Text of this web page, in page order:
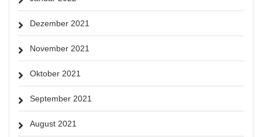
Dezember 2021
November 2021
Oktober 2021
September 2021
August 2021